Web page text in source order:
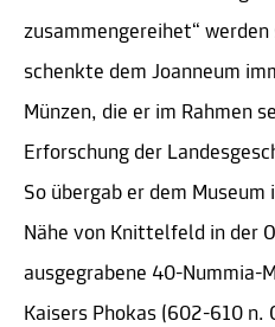
zusammengereihet“
schenkte dem Joanneum
Münzen, die er im Rahmen
Erforschung der
So übergab er dem Museum
Nähe von Knittelfeld in der
ausgegrabene 40-Nummia-
Kaisers Phokas (602-610 n.